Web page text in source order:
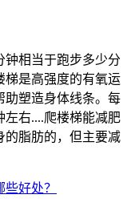
钟相当于跑步多少分
梯是高强度的有氧运
助塑造身体线条。每
左右....爬楼梯能减肥
的脂肪的，但主要减